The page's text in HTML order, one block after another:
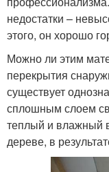
недостатки –
этого, он хорошо
Можно ли этим
перекрытия
существует
сплошным слоем
теплый и влажный
дереве, в